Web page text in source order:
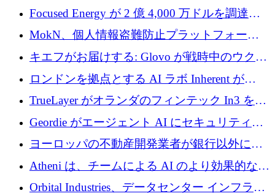
事業を開始
Focused Energy が 2 億 4,000 万ドルを調達、
TrueLayer が In3 を買収、ロンドンが首位の座
を奪還
MokN、個人情報盗難防止プラットフォーム
の成長のためにシリーズ A で 1,500 万ドルを
調達
キエフがお届けする: Glovo が戦時中のウクラ
イナで最も急速に成長する市場の 1 つをどの
ように拡大したか
ロンドンを拠点とする AI ラボ Inherent が
5,000 万ドルの資金調達でステルスから浮上
TrueLayer がオランダのフィンテック In3 を買
収、チェックアウト時にクレジットを提供
Geordie がエージェント AI にセキュリティと
ガバナンスをもたらすために 3,000 万ドルを
ヨーロッパの不動産開発業者が銀行以外にも
目を向けているため、InRentoの資金調達額は
1億ユーロを突破
Atheni は、チームによる AI のより効果的な使
用を支援するために 35 万ポンドを確保
Orbital Industries、データセンター インフラス